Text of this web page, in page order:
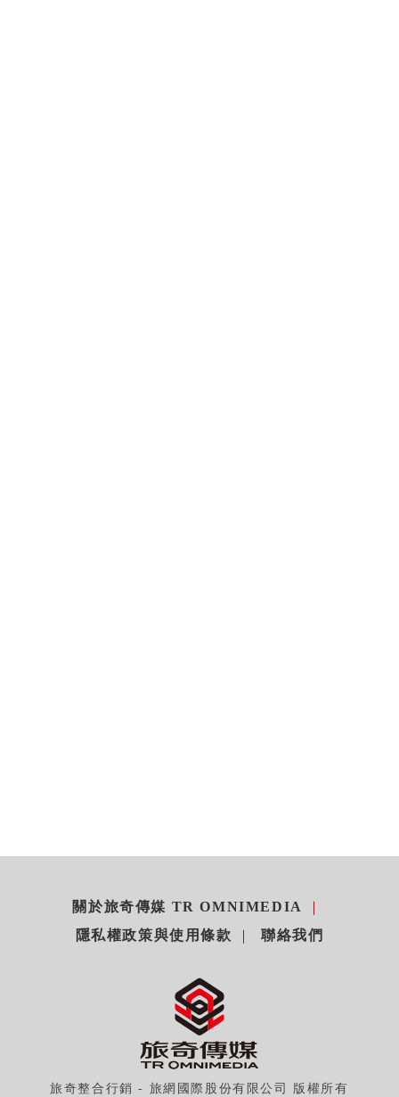
關於旅奇傳媒 TR OMNIMEDIA
隱私權政策與使用條款
聯絡我們
旅奇整合行銷 - 旅網國際股份有限公司 版權所有